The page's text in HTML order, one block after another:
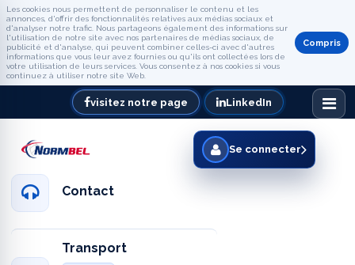
Les cookies nous permettent de personnaliser le contenu et les
annonces, d'offrir des fonctionnalités relatives aux médias sociaux et
d'analyser notre trafic. Nous partageons également des informations sur
l'utilisation de notre site avec nos partenaires de médias sociaux, de
publicité et d'analyse, qui peuvent combiner celles-ci avec d'autres
informations que vous leur avez fournies ou qu'ils ont collectées lors de
votre utilisation de leurs services. Vous consentez à nos cookies si vous
continuez à utiliser notre site Web.
Compris
visitez notre page LinkedIn
Contact
Transport
Se connecter